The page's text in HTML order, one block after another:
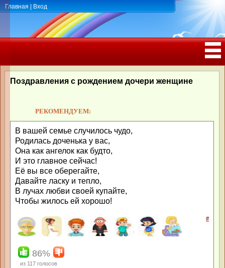
Главная Вход
РОЖДЕНИЯ, ЮБИЛЕЕМ
Поздравления с рождением дочери женщине
РЕКОМЕНДУЕМ:
В вашей семье случилось чудо,
Родилась доченька у вас,
Она как ангелок как будто,
И это главное сейчас!
Её вы все оберегайте,
Давайте ласку и тепло,
В лучах любви своей купайте,
Чтобы жилось ей хорошо!
#
86%
из 117 голосов